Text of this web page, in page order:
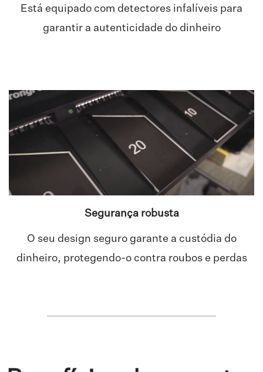
Está equipado com detectores infalíveis para
garantir a autenticidade do dinheiro
Segurança robusta
O seu design seguro garante a custódia do
dinheiro, protegendo-o contra roubos e perdas